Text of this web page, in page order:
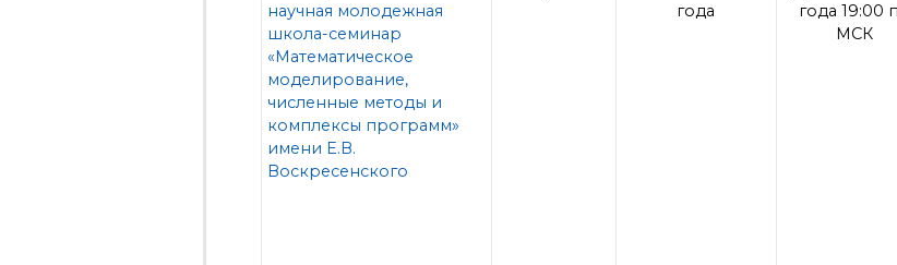
научная молодежная
школа-семинар
«Математическое
моделирование,
численные методы и
комплексы программ»
имени Е.В.
Воскресенского
года
года 19:00
МСК